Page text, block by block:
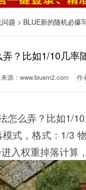
题 > BLUE新的随机必爆
？比如1/10几率
来源：www.biuem2.com 作
怎么弄？比如1/
式，格式：1/3
入权重掉落计算